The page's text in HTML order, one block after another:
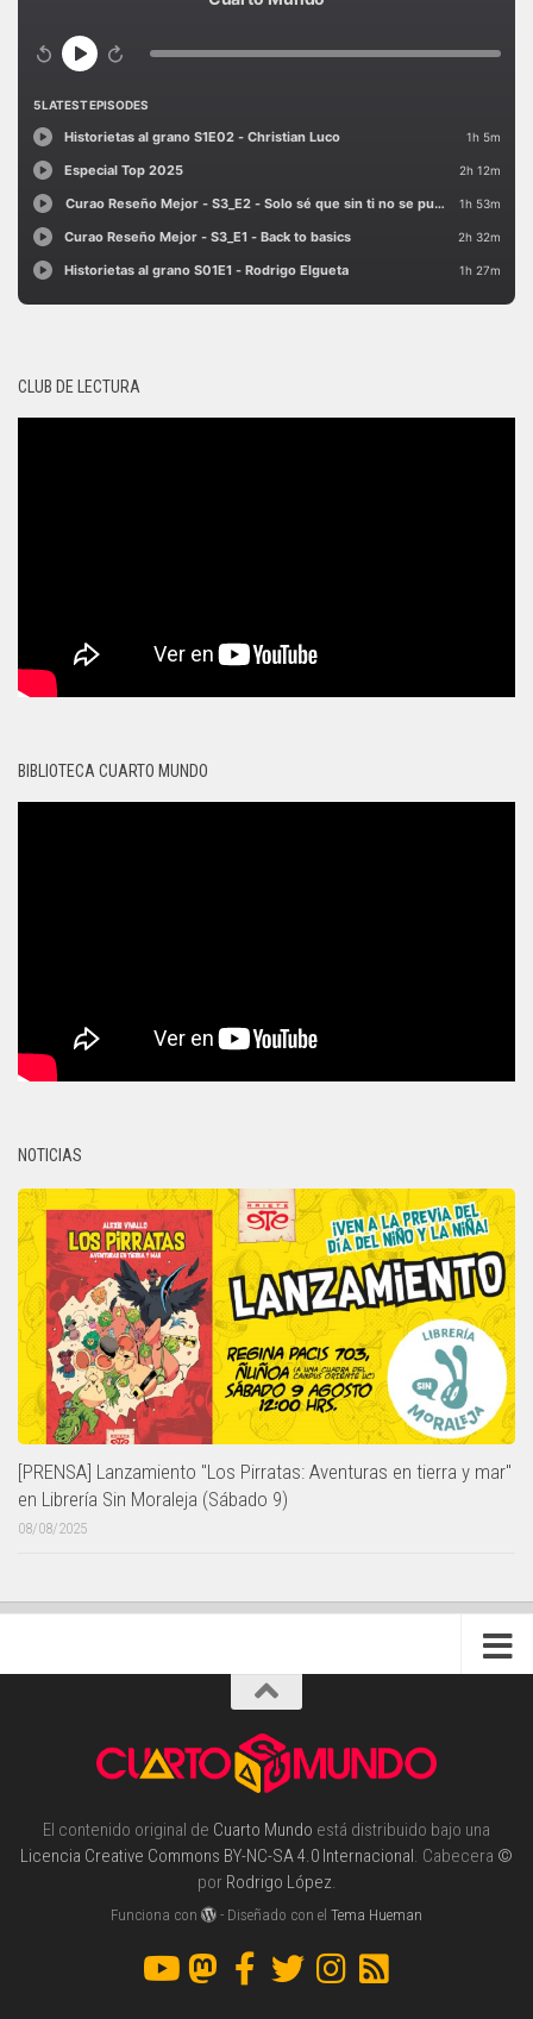
CLUB DE LECTURA
BIBLIOTECA CUARTO MUNDO
NOTICIAS
[PRENSA] Lanzamiento "Los Pirratas: Aventuras en tierra y mar"
en Librería Sin Moraleja (Sábado 9)
08/08/2025
El contenido original de Cuarto Mundo está distribuido bajo una
Licencia Creative Commons BY-NC-SA 4.0 Internacional. Cabecera ©
por Rodrigo López.
Funciona con - Diseñado con elTema Hueman